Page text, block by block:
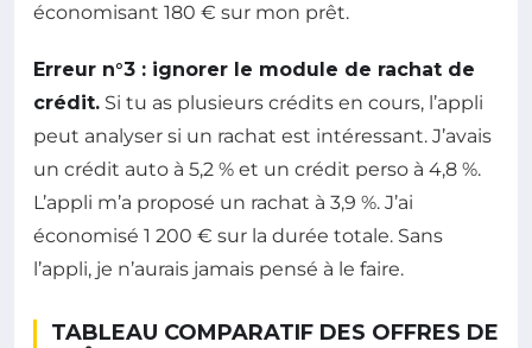
économisant 180 € sur mon prêt.
Erreur n°3 : ignorer le module de rachat de
crédit. Si tu as plusieurs crédits en cours, l’appli
peut analyser si un rachat est intéressant. J’avais
un crédit auto à 5,2 % et un crédit perso à 4,8 %.
L’appli m’a proposé un rachat à 3,9 %. J’ai
économisé 1 200 € sur la durée totale. Sans
l’appli, je n’aurais jamais pensé à le faire.
TABLEAU COMPARATIF DES OFFRES DE